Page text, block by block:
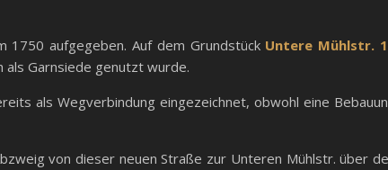
aufgegeben. Auf dem Grundstück Untere Mühlstr.
als Garnsiede genutzt wurde.
als Wegverbindung eingezeichnet, obwohl eine
von dieser neuen Straße zur Unteren Mühlstr. über